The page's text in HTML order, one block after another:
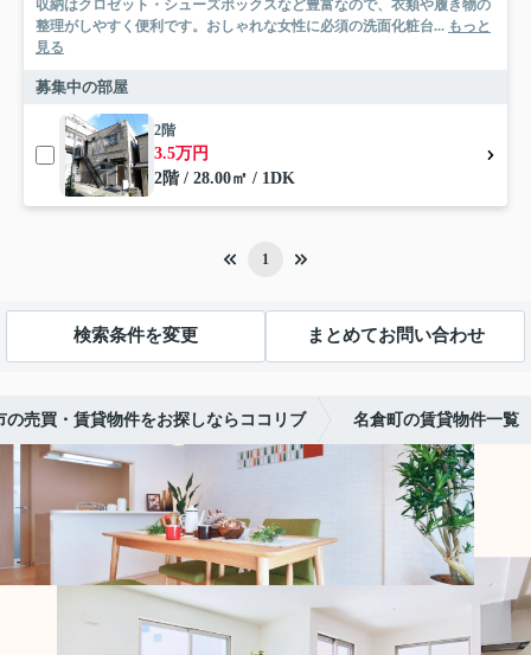
収納はクロゼット・シューズボックスなど豊富なので、衣類や履き物の
整理がしやすく便利です。おしゃれな女性に必須の洗面化粧台... もっと
見る
募集中の部屋
2階
3.5万円
2階 / 28.00㎡ / 1DK
1
検索条件を変更 まとめてお問い合わせ
の売買・賃貸物件をお探しならココリブ 名倉町の賃貸物件一覧